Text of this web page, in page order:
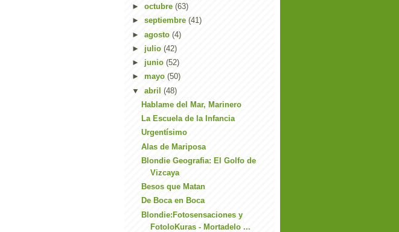
► octubre (63)
► septiembre (41)
► agosto (4)
► julio (42)
► junio (52)
► mayo (50)
▼ abril (48)
Hablame del Mar, Marinero
La Escuela de la Infancia
Urgentísimo
Alas de Mariposa
Blondie Geografia: El Golfo de
Vizcaya
Besos que Matan
De Boca en Boca
Blondie:Fotosensaciones y
FotoloKuras - Mortadelo ...